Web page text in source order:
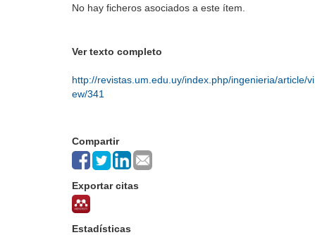
No hay ficheros asociados a este ítem.
Ver texto completo
http://revistas.um.edu.uy/index.php/ingenieria/article/vi
ew/341
Compartir
Exportar citas
Estadísticas